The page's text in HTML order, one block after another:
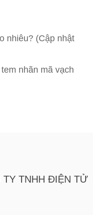
nhiêu? (Cập nhật
nhãn mã vạch
TY TNHH ĐIỆN TỬ